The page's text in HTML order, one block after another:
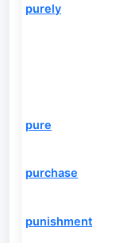
purely
pure
purchase
punishment